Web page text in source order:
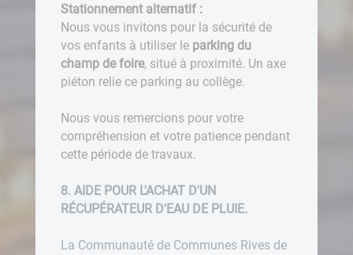
Stationnement alternatif :
Nous vous invitons pour la sécurité de
vos enfants à utiliser le parking du
champ de foire, situé à proximité. Un axe
piéton relie ce parking au collège.
Nous vous remercions pour votre
compréhension et votre patience pendant
cette période de travaux.
8. AIDE POUR L'ACHAT D'UN
RÉCUPÉRATEUR D'EAU DE PLUIE.
La Communauté de Communes Rives de